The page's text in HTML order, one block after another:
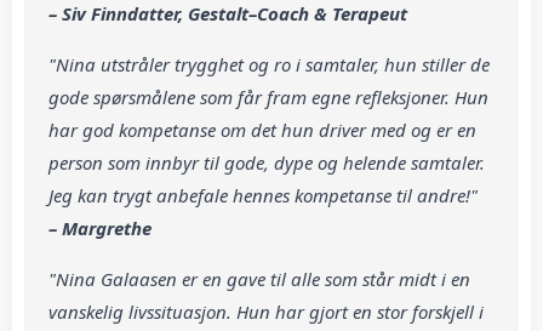
– Siv Finndatter, Gestalt–Coach & Terapeut
"Nina utstråler trygghet og ro i samtaler, hun stiller de
gode spørsmålene som får fram egne refleksjoner. Hun
har god kompetanse om det hun driver med og er en
person som innbyr til gode, dype og helende samtaler.
Jeg kan trygt anbefale hennes kompetanse til andre!"
– Margrethe
"Nina Galaasen er en gave til alle som står midt i en
vanskelig livssituasjon. Hun har gjort en stor forskjell i